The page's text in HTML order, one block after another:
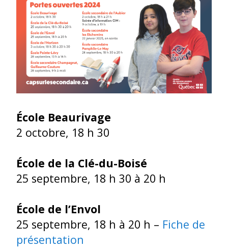
École Beaurivage
2 octobre, 18 h 30
École de la Clé-du-Boisé
25 septembre, 18 h 30 à 20 h
École de l’Envol
25 septembre, 18 h à 20 h – Fiche de
présentation